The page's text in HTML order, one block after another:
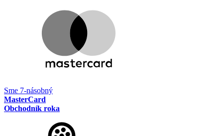
Sme 7-násobný
MasterCard
Obchodník roka